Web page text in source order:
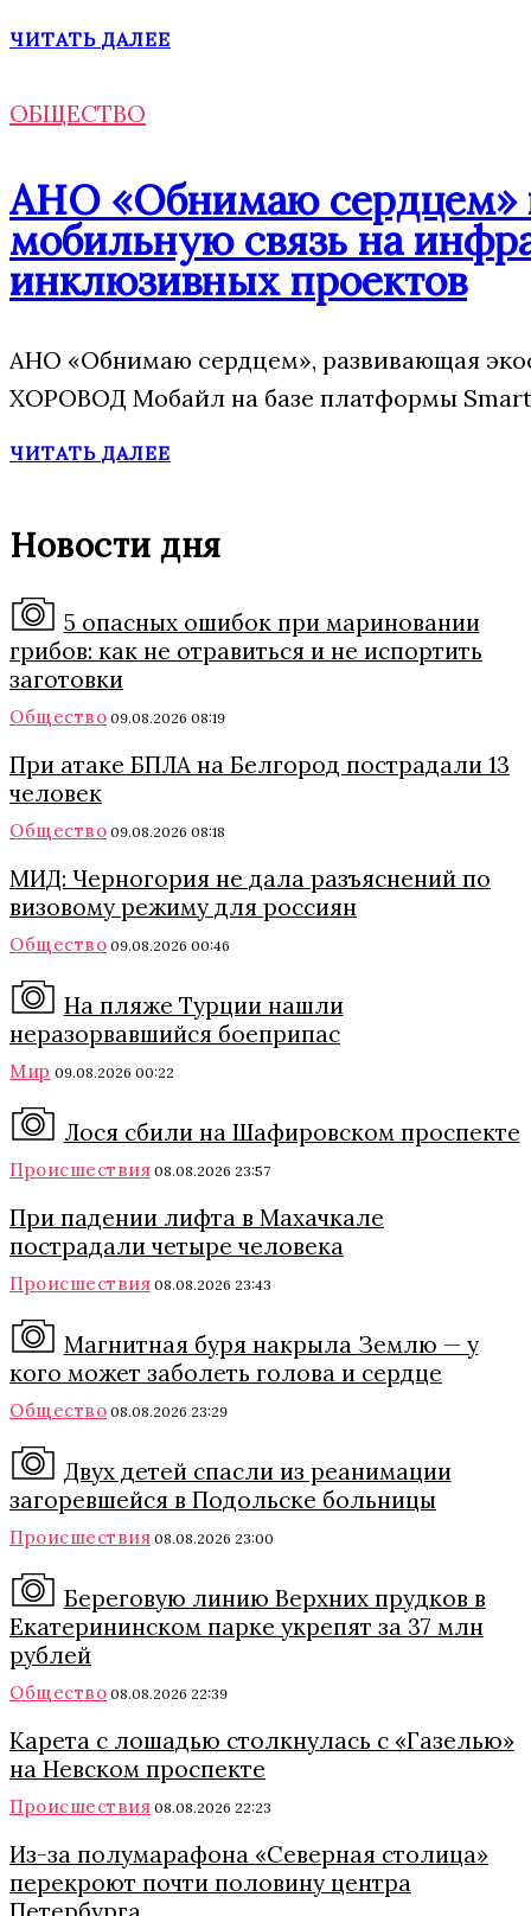
ЧИТАТЬ ДАЛЕЕ
ОБЩЕСТВО
АНО «Обнимаю сердцем»
мобильную связь на
инклюзивных проектов
АНО «Обнимаю сердцем», развивающая
ХОРОВОД Мобайл на базе платформы Smart
ЧИТАТЬ ДАЛЕЕ
Новости дня
5 опасных ошибок при мариновании
грибов: как не отравиться и не испортить
заготовки
Общество 09.08.2026 08:19
При атаке БПЛА на Белгород пострадали 13
человек
Общество 09.08.2026 08:18
МИД: Черногория не дала разъяснений по
визовому режиму для россиян
Общество 09.08.2026 00:46
На пляже Турции нашли
неразорвавшийся боеприпас
Мир 09.08.2026 00:22
Лося сбили на Шафировском проспекте
Происшествия 08.08.2026 23:57
При падении лифта в Махачкале
пострадали четыре человека
Происшествия 08.08.2026 23:43
Магнитная буря накрыла Землю — у
кого может заболеть голова и сердце
Общество 08.08.2026 23:29
Двух детей спасли из реанимации
загоревшейся в Подольске больницы
Происшествия 08.08.2026 23:00
Береговую линию Верхних прудков в
Екатерининском парке укрепят за 37 млн
рублей
Общество 08.08.2026 22:39
Карета с лошадью столкнулась с «Газелью»
на Невском проспекте
Происшествия 08.08.2026 22:23
Из-за полумарафона «Северная столица»
перекроют почти половину центра